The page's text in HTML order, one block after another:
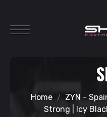
Home ZYN -
Strong | Icy